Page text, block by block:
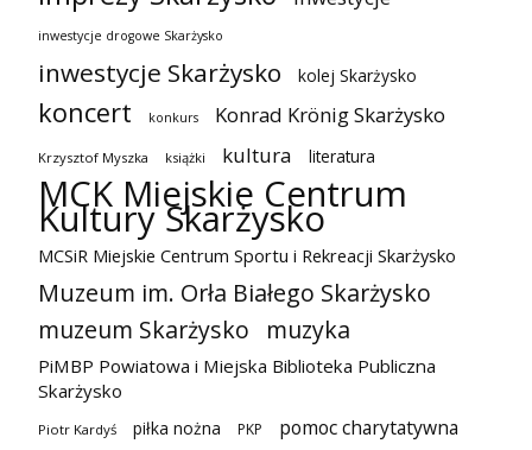
inwestycje drogowe Skarżysko
inwestycje Skarżysko kolej Skarżysko
koncert konkurs Konrad Krönig Skarżysko
Krzysztof Myszka książki kultura literatura
MCK Miejskie Centrum
Kultury Skarżysko
MCSiR Miejskie Centrum Sportu i Rekreacji Skarżysko
Muzeum im. Orła Białego Skarżysko
muzeum Skarżysko
muzyka
PiMBP Powiatowa i Miejska Biblioteka Publiczna
Skarżysko
Piotr Kardyś piłka nożna PKP
pomoc charytatywna